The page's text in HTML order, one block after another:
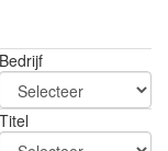
Bedrijf
Titel